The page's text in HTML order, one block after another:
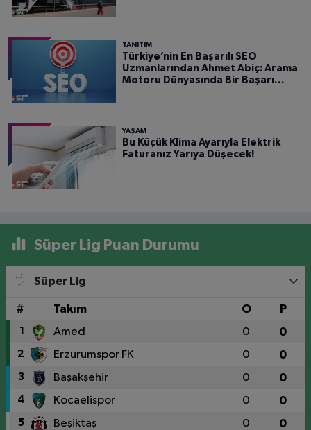
TANITIM
Türkiye’nin En Başarılı SEO
Uzmanlarından Ahmet Abiç: Arama
Motoru Dünyasında Bir Başarı
YAŞAM
Bu Küçük Klima Ayarıyla Elektrik
Faturanız Yarıya Düşecek!
Süper Lig Puan Durumu
Süper Lig
# Takım O P
1 Amed 0 0
2 Erzurumspor FK 0 0
3 Başakşehir 0 0
4 Kocaelispor 0 0
5 Beşiktaş 0 0